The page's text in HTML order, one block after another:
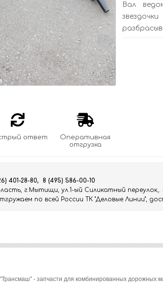
ответ
Оперативная
отгрузка
Вал
401-28-80, 8 (495) 586-00-10
г.Мытищи, ул.1-ый Силикатный переулок,.
по всей России ТК "Деловые Линии",
- запчасти для комбинированных дорожных